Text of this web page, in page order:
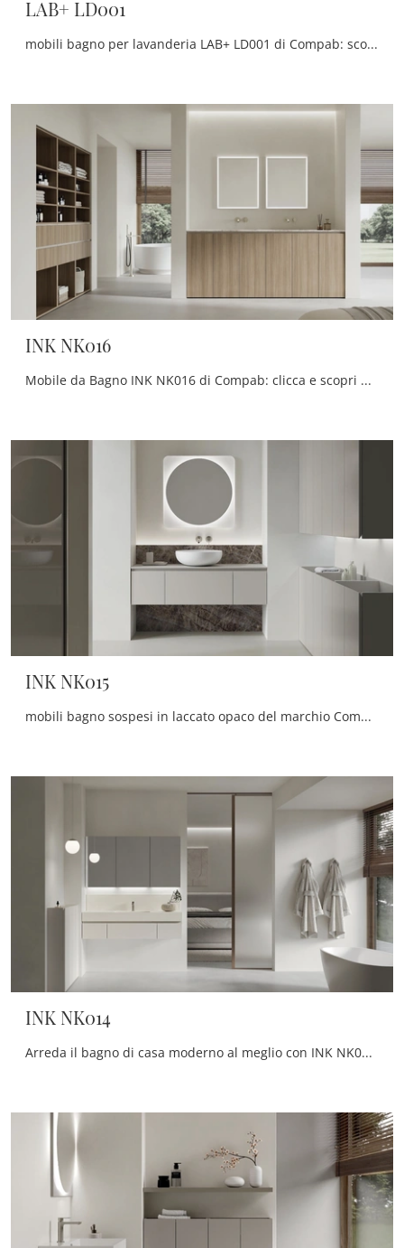
LAB+ LD001
mobili bagno per lavanderia LAB+ LD001 di Compab: scopri l'Arredo Bagno in melaminico moderno e arreda il bagno di casa.
INK NK016
Mobile da Bagno INK NK016 di Compab: clicca e scopri di più su mobili bagno a terra in melaminico e accessori della firma.
INK NK015
mobili bagno sospesi in laccato opaco del marchio Compab: clicca e scopri l'arredo bagno moderno INK NK015 per la stanza del benessere.
INK NK014
Arreda il bagno di casa moderno al meglio con INK NK014, mobili bagno sospesi e oggetti in melaminico di Compab.